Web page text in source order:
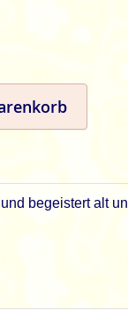
begeistert alt